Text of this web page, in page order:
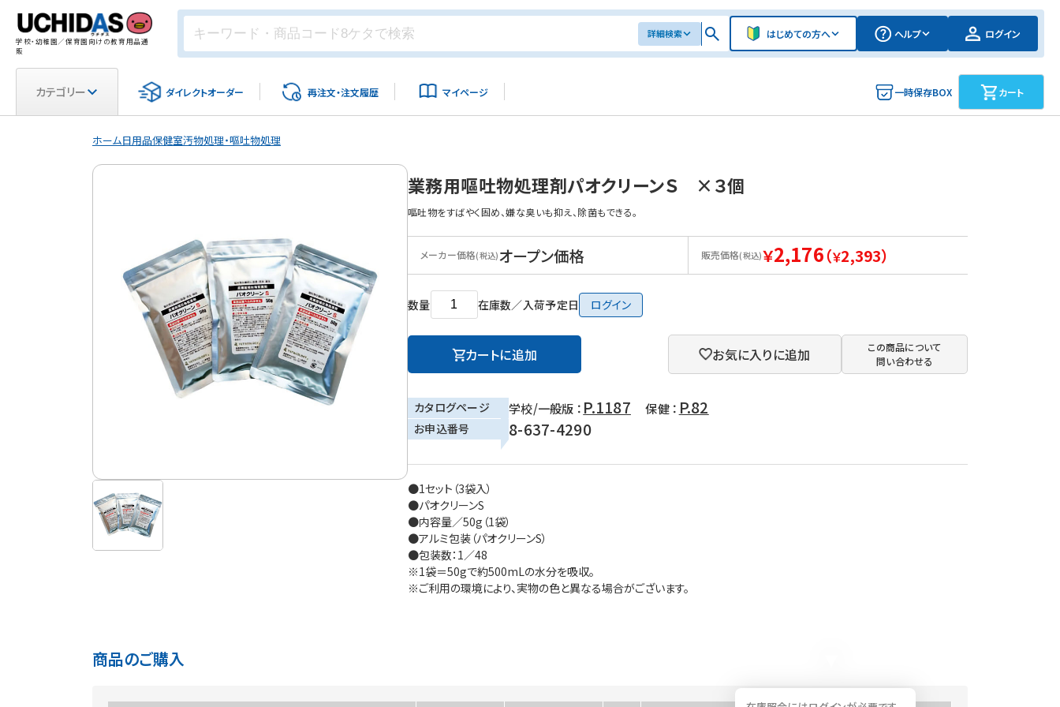
学校・幼稚園／保育園向けの教育用品通
販
詳細検索 はじめての方へ ヘルプ ログイン
カテゴリー ダイレクトオーダー 再注文・注文履歴 マイページ 一時保存BOX カート
ホーム日用品保健室汚物処理・嘔吐物処理
業務用嘔吐物処理剤パオクリーンＳ ×３個
嘔吐物をすばやく固め、嫌な臭いも抑え、除菌もできる。
メーカー価格(税込)オープン価格 販売価格(税込)￥2,176（￥2,393）
数量 在庫数／入荷予定日 ログイン
カートに追加 お気に入りに追加
この商品について
問い合わせる
カタログページ 学校/一般版 ： P.1187 保健 ： P.82
お申込番号 8-637-4290
●1セット（3袋入）
●パオクリーンS
●内容量／50g（1袋）
●アルミ包装（パオクリーンS）
●包装数：1／48
※1袋＝50gで約500mLの水分を吸収。
※ご利用の環境により、実物の色と異なる場合がございます。
商品のご購入